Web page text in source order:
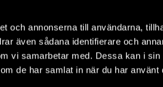
och annonserna till användarna,
även sådana identifierare och
vi samarbetar med. Dessa kan i
de har samlat in när du har använt